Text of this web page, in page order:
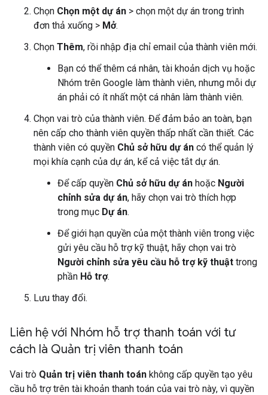
Chọn Chọn một dự án > chọn một dự án trong trình
đơn thả xuống > Mở.
Chọn Thêm, rồi nhập địa chỉ email của thành viên mới.
Bạn có thể thêm cá nhân, tài khoản dịch vụ hoặc
Nhóm trên Google làm thành viên, nhưng mỗi dự
án phải có ít nhất một cá nhân làm thành viên.
Chọn vai trò của thành viên. Để đảm bảo an toàn, bạn
nên cấp cho thành viên quyền thấp nhất cần thiết. Các
thành viên có quyền Chủ sở hữu dự án có thể quản lý
mọi khía cạnh của dự án, kể cả việc tắt dự án.
Để cấp quyền Chủ sở hữu dự án hoặc Người
chỉnh sửa dự án, hãy chọn vai trò thích hợp
trong mục Dự án.
Để giới hạn quyền của một thành viên trong việc
gửi yêu cầu hỗ trợ kỹ thuật, hãy chọn vai trò
Người chỉnh sửa yêu cầu hỗ trợ kỹ thuật trong
phần Hỗ trợ.
Lưu thay đổi.
Liên hệ với Nhóm hỗ trợ thanh toán với tư
cách là Quản trị viên thanh toán
Vai trò Quản trị viên thanh toán không cấp quyền tạo yêu
cầu hỗ trợ trên tài khoản thanh toán của vai trò này, vì quyền